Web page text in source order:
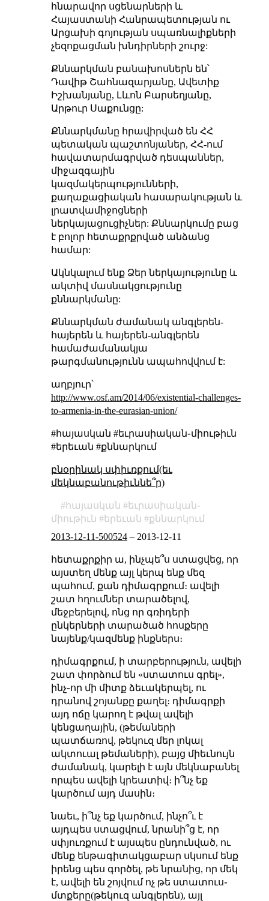
հնարավոր սցենարների և
Հայաստանի Հանրապետության ու
Արցախի գոյության սպառնալիքների
չեզոքացման խնդիրների շուրջ:
Քննարկման բանախոսներն են՝
Դավիթ Շահնազարյանը, Ավետիք
Իշխանյանը, Լևոն Բարսեղյանը,
Արթուր Սաքունցը:
Քննարկմանը հրավիրված են ՀՀ
պետական պաշտոնյաներ, ՀՀ-ում
հավատարմագրված դեսպաններ,
միջազգային
կազմակերպությունների,
քաղաքացիական հասարակության և
լրատվամիջոցների
ներկայացուցիչներ: Քննարկումը բաց
է բոլոր հետաքրքրված անձանց
համար:
Ակնկալում ենք Ձեր ներկայությունը և
ակտիվ մասնակցությունը
քննարկմանը:
Քննարկման ժամանակ անգլերեն-
հայերեն և հայերեն-անգլերեն
համաժամանակյա
թարգմանությունն ապահովվում է:
աղբյուր՝
http://www.osf.am/2014/06/existential-challenges-
to-armenia-in-the-eurasian-union/
#հայասկան #եւրասիական֊միութիւն
#երեւան #քննարկում
բնօրինակ սփիւռքում(եւ
մեկնաբանութիւննե՞ր)
հայասկան
եւրասիական֊
միութիւն
երեւան
քննարկում
2013-12-11-500524– 2013-12-11
հետաքրքիր ա, ինչպե՞ս ստացվեց, որ
այստեղ մենք այլ կերպ ենք մեզ
պահում, քան դիմագրքում։ ավելի
շատ հղումներ տարածելով,
մեջբերելով, ոնց որ գռիդերի
ընկերների տարածած հոսքերը
նայենք/կազմենք ինքներս։
դիմագրքում, ի տարբերություն, ավելի
շատ փորձում են «ստատուս գրել»,
ինչ֊որ մի միտք ձեւակերպել, ու
դրանով շոյանքը քաղել։ դիմագրքի
այդ ոճը կարող է թվալ ավելի
կենցաղային, (թեմաների
պատճառով, թեկուզ մեր լոկալ
ակտուալ թեմաների), բայց միեւնույն
ժամանակ, կարելի է այն մեկնաբանել
որպես ավելի կրեատիվ։ ի՞նչ եք
կարծում այդ մասին։
նաեւ, ի՞նչ եք կարծում, ինչո՞ւ է
այդպես ստացվում, նրանի՞ց է, որ
սփյուռքում է այսպես ընդունված, ու
մենք ենթագիտակցաբար սկսում ենք
իրենց պես գործել, թե նրանից, որ մեկ
է, ավելի են շոյվում ոչ թե ստատուս֊
մտքերը(թեկուզ անգլերեն), այլ